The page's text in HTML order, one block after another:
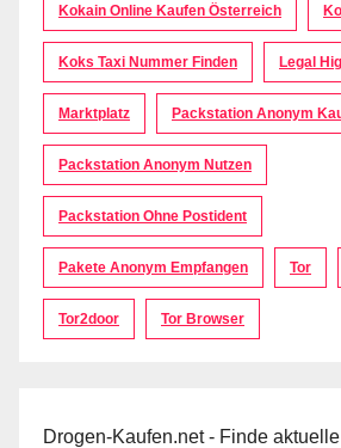
Kokain Online Kaufen Österreich
Koks Taxi Nummer Finden Legal
Marktplatz Packstation Anonym
Packstation Anonym Nutzen
Packstation Ohne Postident
Pakete Anonym Empfangen Tor
Tor2door Tor Browser
Drogen-Kaufen.net - Finde